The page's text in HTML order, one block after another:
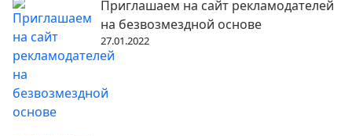
Приглашаем на сайт рекламодателей
на безвозмездной основе
27.01.2022